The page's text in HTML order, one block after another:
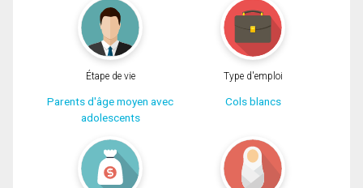
Étape de vie
Parents d'âge moyen avec
adolescents
Type d'emploi
Cols blancs